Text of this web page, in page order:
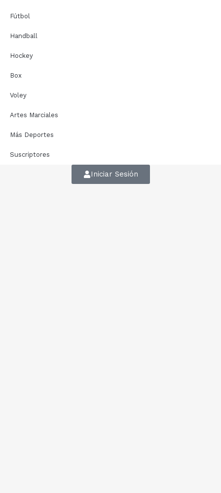
Fútbol
Handball
Hockey
Box
Voley
Artes Marciales
Más Deportes
Suscriptores
Iniciar Sesión